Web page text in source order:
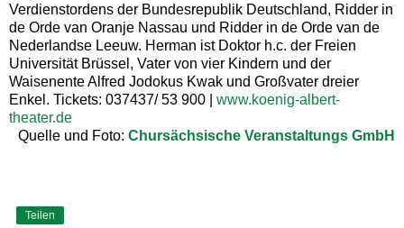
Verdienstordens der Bundesrepublik Deutschland, Ridder in
de Orde van Oranje Nassau und Ridder in de Orde van de
Nederlandse Leeuw. Herman ist Doktor h.c. der Freien
Universität Brüssel, Vater von vier Kindern und der
Waisenente Alfred Jodokus Kwak und Großvater dreier
Enkel. Tickets: 037437/ 53 900 |
www.koenig-albert-
theater.de
Quelle und Foto: Chursächsische Veranstaltungs GmbH
Teilen